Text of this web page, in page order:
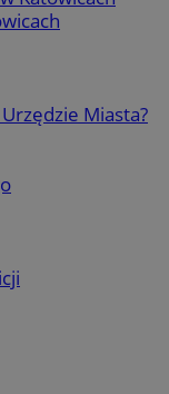
Miasta?